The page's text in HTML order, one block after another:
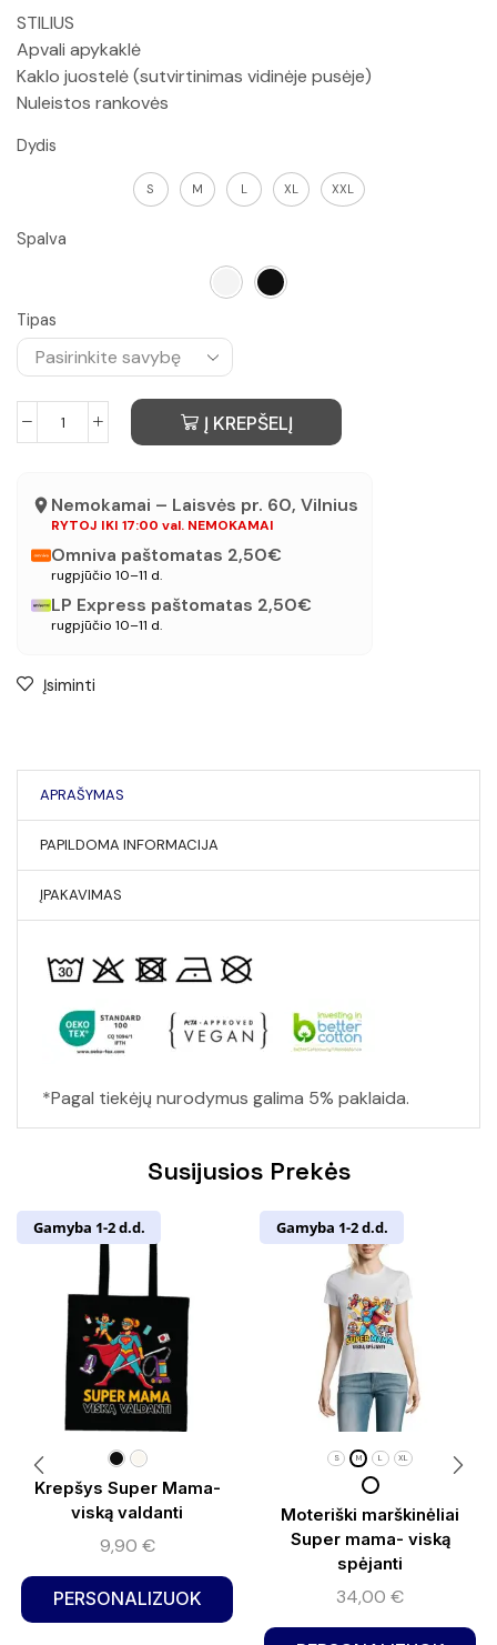
STILIUS
Apvali apykaklė
Kaklo juostelė (sutvirtinimas vidinėje pusėje)
Nuleistos rankovės
Dydis
S M L XL XXL
Spalva
Tipas
Į KREPŠELĮ
Nemokamai – Laisvės pr. 60, Vilnius
RYTOJ IKI 17:00 val. NEMOKAMAI
Omniva paštomatas 2,50€
rugpjūčio 10–11 d.
LP Express paštomatas 2,50€
rugpjūčio 10–11 d.
Įsiminti
APRAŠYMAS
PAPILDOMA INFORMACIJA
ĮPAKAVIMAS
*Pagal tiekėjų nurodymus galima 5% paklaida.
Susijusios Prekės
Gamyba 1-2 d.d.
Krepšys Super Mama-
viską valdanti
9,90 €
PERSONALIZUOK
Gamyba 1-2 d.d.
S M L XL
Moteriški marškinėliai
Super mama- viską
spėjanti
34,00 €